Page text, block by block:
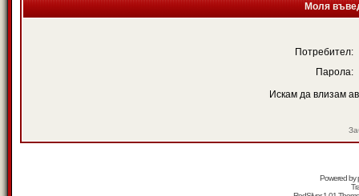
Моля
Потребител:
Парола:
Искам да влизам
Powered by